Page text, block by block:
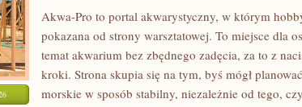
Akwa-Pro to portal akwarystyczny, w którym
pokazana od strony warsztatowej. To miejsce dla
temat akwarium bez zbędnego zadęcia, za to z
kroki. Strona skupia się na tym, byś mógł
morskie w sposób stabilny, niezależnie od tego,